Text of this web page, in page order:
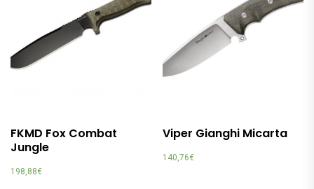
FKMD Fox Combat
Jungle
198,88€
Viper Gianghi Micarta
140,76€